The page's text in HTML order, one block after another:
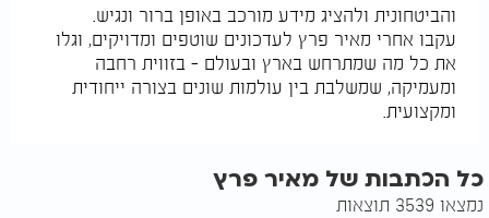
והביטחונית ולהציג מידע מורכב באופן ברור ונגיש.
עקבו אחרי מאיר פרץ לעדכונים שוטפים ומדויקים, וגלו
את כל מה שמתרחש בארץ ובעולם – בזווית רחבה
ומעמיקה, שמשלבת בין עולמות שונים בצורה ייחודית
ומקצועית.
כל הכתבות של מאיר פרץ
נמצאו 3539 תוצאות